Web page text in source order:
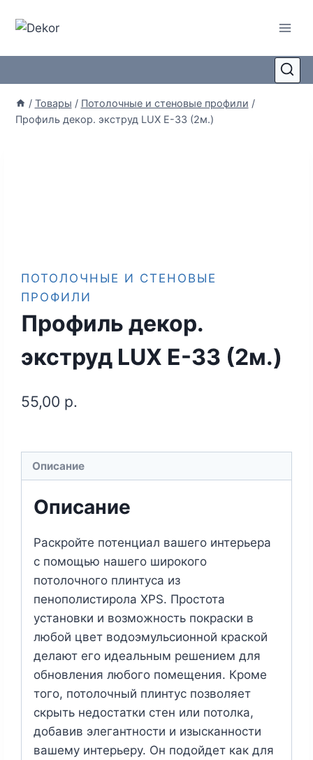
/ Товары / Потолочные и стеновые профили /
Профиль декор. экструд LUX E-33 (2м.)
ПОТОЛОЧНЫЕ И СТЕНОВЫЕ
ПРОФИЛИ
Профиль декор.
экструд LUX E-33 (2м.)
55,00 р.
Описание
Описание
Раскройте потенциал вашего интерьера
с помощью нашего широкого
потолочного плинтуса из
пенополистирола XPS. Простота
установки и возможность покраски в
любой цвет водоэмульсионной краской
делают его идеальным решением для
обновления любого помещения. Кроме
того, потолочный плинтус позволяет
скрыть недостатки стен или потолка,
добавив элегантности и изысканности
вашему интерьеру. Он подойдет как для